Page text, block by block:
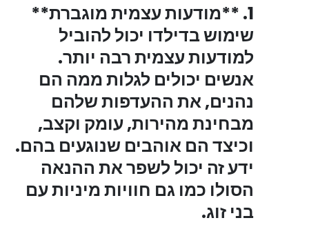
1. **מודעות עצמית מוגברת**
שימוש בדילדו יכול להוביל
למודעות עצמית רבה יותר.
אנשים יכולים לגלות ממה הם
נהנים, את ההעדפות שלהם
מבחינת מהירות, עומק וקצב,
וכיצד הם אוהבים שנוגעים בהם.
ידע זה יכול לשפר את ההנאה
הסולו כמו גם חוויות מיניות עם
בני זוג.